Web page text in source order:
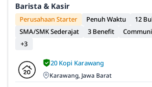
Barista & Kasir
Perusahaan Starter
Penuh Waktu
12
SMA/SMK Sederajat
3 Benefit
+3
20 Kopi Karawang
Karawang, Jawa Barat